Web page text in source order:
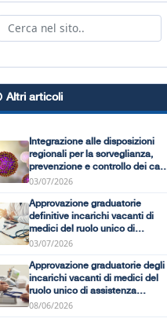
Altri articoli
Integrazione alle disposizioni
regionali per la sorveglianza,
prevenzione e controllo dei casi
di morbillo
03/07/2026
Approvazione graduatorie
definitive incarichi vacanti di
medici del ruolo unico di
assistenza primaria presso l’ASP
03/07/2026
Approvazione graduatorie degli
incarichi vacanti di medici del
ruolo unico di assistenza
primaria presso l’ASP di CZ
08/06/2026